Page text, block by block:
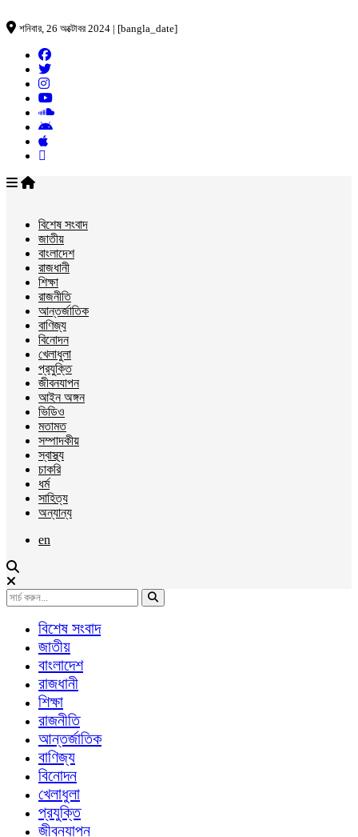
শনিবার, 26 অক্টোবর 2024 | [bangla_date]
বিশেষ সংবাদ
জাতীয়
বাংলাদেশ
রাজধানী
শিক্ষা
রাজনীতি
আন্তর্জাতিক
বাণিজ্য
বিনোদন
খেলাধুলা
প্রযুক্তি
জীবনযাপন
আইন অঙ্গন
ভিডিও
মতামত
সম্পাদকীয়
স্বাস্থ্য
চাকরি
ধর্ম
সাহিত্য
অন্যান্য
en
বিশেষ সংবাদ
জাতীয়
বাংলাদেশ
রাজধানী
শিক্ষা
রাজনীতি
আন্তর্জাতিক
বাণিজ্য
বিনোদন
খেলাধুলা
প্রযুক্তি
জীবনযাপন